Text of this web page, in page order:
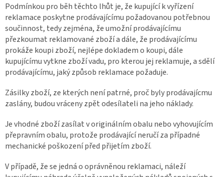
Podmínkou pro běh těchto lhůt je, že kupující k vyřízení
reklamace poskytne prodávajícímu požadovanou potřebnou
součinnost, tedy zejména, že umožní prodávajícímu
přezkoumat reklamované zboží a dále, že prodávajícímu
prokáže koupi zboží, nejlépe dokladem o koupi, dále
kupujícímu vytkne zboží vadu, pro kterou jej reklamuje, a sdělí
prodávajícímu, jaký způsob reklamace požaduje.
Zásilky zboží, ze kterých není patrné, proč byly prodávajícmu
zaslány, budou vráceny zpět odesílateli na jeho náklady.
Je vhodné zboží zasílat v originálním obalu nebo vyhovujícím
přepravním obalu, protože prodávající neručí za případné
mechanické poškození před přijetím zboží.
V případě, že se jedná o oprávněnou reklamaci, náleží